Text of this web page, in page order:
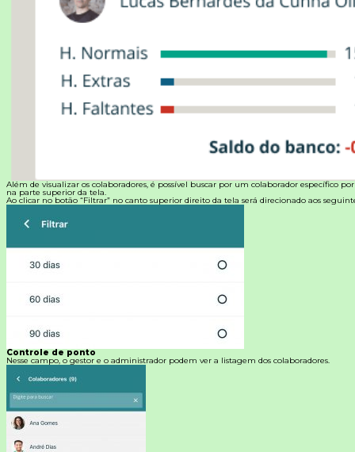
Além de visualizar os colaboradores, é possível buscar por um colaborador específico
na parte superior da tela.
Ao clicar no botão “Filtrar” no canto superior direito da tela será direcionado aos
Controle de ponto
Nesse campo, o gestor e o administrador podem ver a listagem dos colaboradores.